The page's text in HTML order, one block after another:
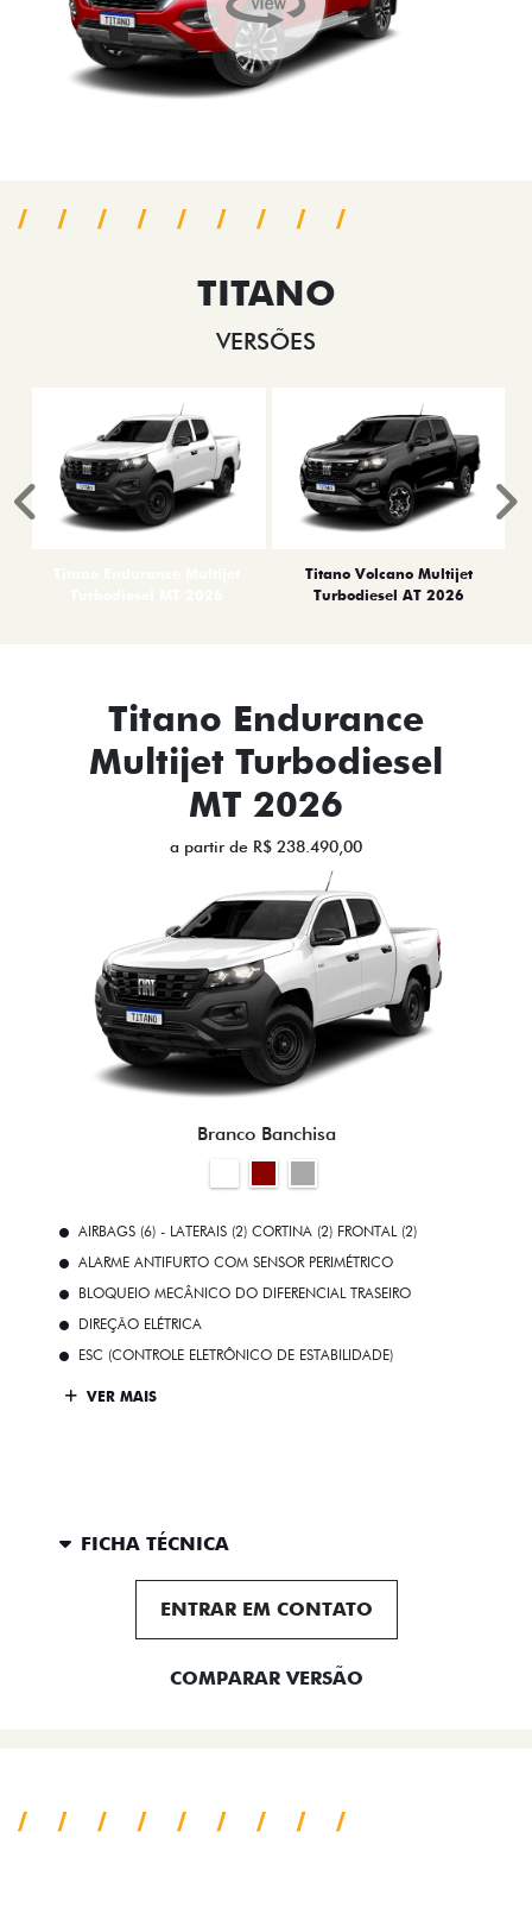
TITANO
VERSÕES
Titano Volcano Multijet
Turbodiesel AT 2026
Anterior
Titano Endurance
Multijet Turbodiesel
MT 2026
a partir de R$ 238.490,00
Branco Banchisa
AIRBAGS (6) - LATERAIS (2) CORTINA (2) FRONTAL (2)
ALARME ANTIFURTO COM SENSOR PERIMÉTRICO
BLOQUEIO MECÂNICO DO DIFERENCIAL TRASEIRO
DIREÇÃO ELÉTRICA
ESC (CONTROLE ELETRÔNICO DE ESTABILIDADE)
VER MAIS
FICHA TÉCNICA
ENTRAR EM CONTATO
COMPARAR VERSÃO